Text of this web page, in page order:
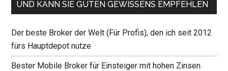
UND KANN SIE GUTEN GEWISSENS EMPFEHLEN
Der beste Broker der Welt (Für Profis), den ich seit 2012
fürs Hauptdepot nutze
Bester Mobile Broker für Einsteiger mit hohen Zinsen